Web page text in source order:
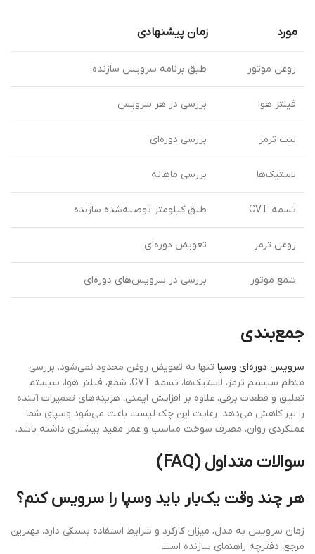
مورد زمان پیشنهادی
روغن موتور طبق برنامه سرویس سازنده
فیلتر هوا بررسی در هر سرویس
لنت ترمز بررسی دوره‌ای
لاستیک‌ها بررسی ماهانه
تسمه CVT طبق کیلومتر توصیه‌شده سازنده
روغن ترمز تعویض دوره‌ای
شمع موتور بررسی در سرویس‌های دوره‌ای
جمع‌بندی
سرویس دوره‌ای وسپا تنها به تعویض روغن محدود نمی‌شود. بررسی
منظم سیستم ترمز، لاستیک‌ها، تسمه CVT، شمع، فیلتر هوا، سیستم
تعلیق و قطعات برقی، علاوه بر افزایش ایمنی، هزینه‌های تعمیرات آینده
را نیز کاهش می‌دهد. رعایت این چک لیست باعث می‌شود وسپای شما
عملکردی روان، مصرف سوخت مناسب و عمر مفید بیشتری داشته باشد.
سوالات متداول (FAQ)
هر چند وقت یک‌بار باید وسپا را سرویس کنم؟
زمان سرویس به مدل، میزان کارکرد و شرایط استفاده بستگی دارد. بهترین
مرجع، دفترچه راهنمای سازنده است.